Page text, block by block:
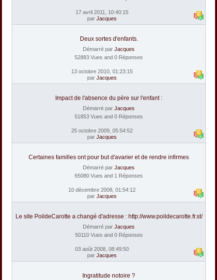
17 avril 2011, 10:40:15
par Jacques
Deux sortes d'enfants.
Démarré par Jacques
52883 Vues and 0 Réponses
13 octobre 2010, 01:23:15
par Jacques
Impact de l'absence du père sur l'enfant :
Démarré par Jacques
51853 Vues and 0 Réponses
25 octobre 2009, 05:54:52
par Jacques
Certaines familles ont pour but d'avarier et de rendre infirmes
Démarré par Jacques
65080 Vues and 1 Réponses
10 décembre 2008, 01:54:12
par Jacques
Le site PoildeCarotte a changé d'adresse : http://www.poildecarotte.fr.st/
Démarré par Jacques
50110 Vues and 0 Réponses
03 août 2008, 08:49:50
par Jacques
Ingratitude notoire ?